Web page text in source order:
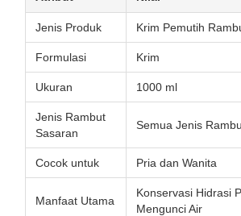
Jenis Produk Krim Pemutih
Formulasi Krim
Ukuran 1000 ml
Jenis Rambut
Sasaran
Semua Jenis
Cocok untuk Pria dan Wanita
Manfaat Utama
Konservasi Hidrasi
Mengunci Air